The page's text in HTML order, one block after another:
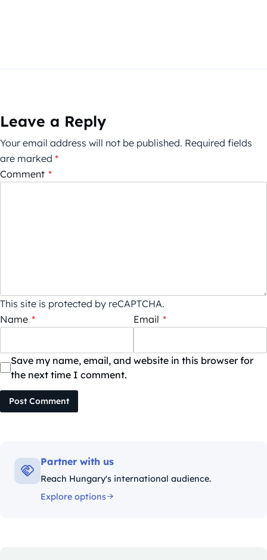
Leave a Reply
Your email address will not be published. Required fields
are marked *
Comment *
This site is protected by reCAPTCHA.
Name * Email *
Save my name, email, and website in this browser for
the next time I comment.
Post Comment
Partner with us
Reach Hungary's international audience.
Explore options